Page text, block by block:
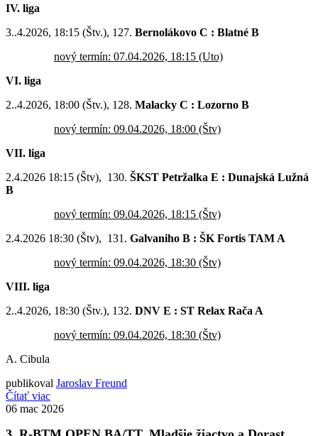
IV. liga
3..4.2026, 18:15 (Štv.), 127. Bernolákovo C : Blatné B
nový termín: 07.04.2026, 18:15 (Uto)
VI. liga
2..4.2026, 18:00 (Štv.), 128. Malacky C : Lozorno B
nový termín: 09.04.2026, 18:00 (Štv)
VII. liga
2.4.2026 18:15 (Štv), 130. ŠKST Petržalka E : Dunajská Lužná
B
nový termín: 09.04.2026, 18:15 (Štv)
2.4.2026 18:30 (Štv), 131. Galvaniho B : ŠK Fortis TAM A
nový termín: 09.04.2026, 18:30 (Štv)
VIII. liga
2..4.2026, 18:30 (Štv.), 132. DNV E : ST Relax Rača A
nový termín: 09.04.2026, 18:30 (Štv)
A. Cibula
publikoval Jaroslav Freund
Čítať viac
06 mac 2026